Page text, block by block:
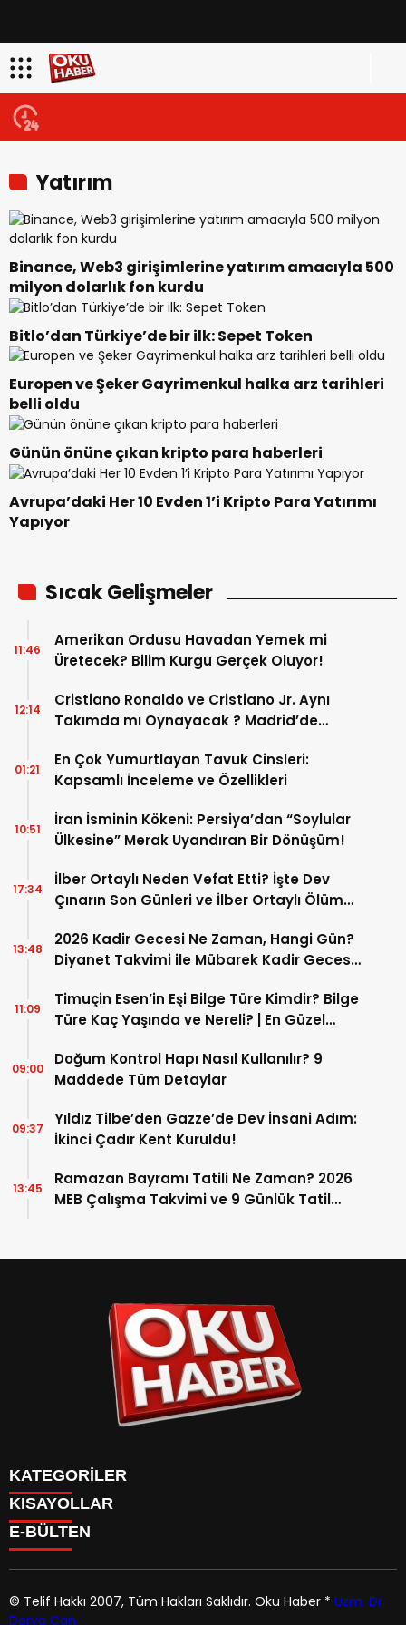
Yatırım
Binance, Web3 girişimlerine yatırım amacıyla 500
milyon dolarlık fon kurdu
Bitlo’dan Türkiye’de bir ilk: Sepet Token
Europen ve Şeker Gayrimenkul halka arz tarihleri
belli oldu
Günün önüne çıkan kripto para haberleri
Avrupa’daki Her 10 Evden 1’i Kripto Para Yatırımı
Yapıyor
Sıcak Gelişmeler
Amerikan Ordusu Havadan Yemek mi
Üretecek? Bilim Kurgu Gerçek Oluyor!
11:46
Cristiano Ronaldo ve Cristiano Jr. Aynı
Takımda mı Oynayacak ? Madrid’de
12:14
En Çok Yumurtlayan Tavuk Cinsleri:
Kapsamlı İnceleme ve Özellikleri
01:21
İran İsminin Kökeni: Persiya’dan “Soylular
Ülkesine” Merak Uyandıran Bir Dönüşüm!
10:51
İlber Ortaylı Neden Vefat Etti? İşte Dev
Çınarın Son Günleri ve İlber Ortaylı Ölüm
17:34
2026 Kadir Gecesi Ne Zaman, Hangi Gün?
Diyanet Takvimi ile Mübarek Kadir Gecesi
13:48
Timuçin Esen’in Eşi Bilge Türe Kimdir? Bilge
Türe Kaç Yaşında ve Nereli? | En Güzel
11:09
Doğum Kontrol Hapı Nasıl Kullanılır? 9
Maddede Tüm Detaylar
09:00
Yıldız Tilbe’den Gazze’de Dev İnsani Adım:
İkinci Çadır Kent Kuruldu!
09:37
Ramazan Bayramı Tatili Ne Zaman? 2026
MEB Çalışma Takvimi ve 9 Günlük Tatil
13:45
KATEGORİLER
ANASAYFA
Gündem
Politika
Magazin
KISAYOLLAR
ANASAYFA
Gündem
Dünya
E-BÜLTEN
© Telif Hakkı 2007, Tüm Hakları Saklıdır. Oku Haber * Uzm. Dr.
Derya Can